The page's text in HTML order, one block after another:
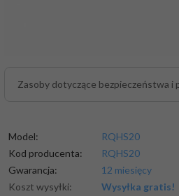
Zasoby dotyczące bezpieczeństwa i
Model:
RQHS20
Kod producenta:
RQHS20
Gwarancja:
12 miesięcy
Koszt wysyłki:
Wysyłka gratis!